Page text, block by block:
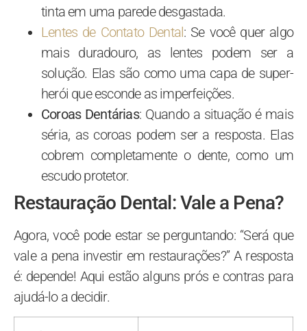
tinta em uma parede desgastada.
Lentes de Contato Dental: Se você quer algo
mais duradouro, as lentes podem ser a
solução. Elas são como uma capa de super-
herói que esconde as imperfeições.
Coroas Dentárias: Quando a situação é mais
séria, as coroas podem ser a resposta. Elas
cobrem completamente o dente, como um
escudo protetor.
Restauração Dental: Vale a Pena?
Agora, você pode estar se perguntando: “Será que
vale a pena investir em restaurações?” A resposta
é: depende! Aqui estão alguns prós e contras para
ajudá-lo a decidir.